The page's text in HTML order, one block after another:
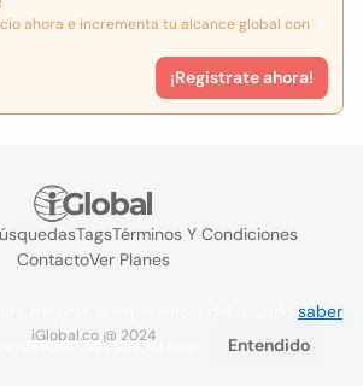
ahora e incrementa tu alcance global con
¡Registrate ahora!
TagsTérminos Y Condiciones
ContactoVer Planes
iGlobal.co @ 2024
saber
acepta su uso. Entendido